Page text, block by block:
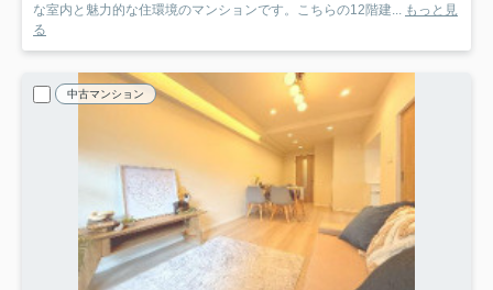
な室内と魅力的な住環境のマンションです。こちらの12階建...
もっと見
る
中古マンション